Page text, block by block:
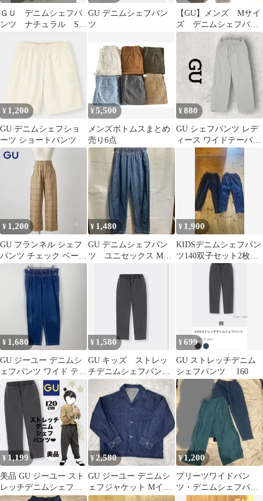
ＧＵ デニムシェフパ
ンツ ナチュラル Sサ
GU デニムシェフパン
ツ
【GU】メンズ Mサイ
ズ デニムシェフパン
ツ 321-335332
¥ 1,200
GU デニムシェフショ
ーツ ショートパンツ
¥5,500
メンズボトムスまとめ
売り6点
¥880
GU シェフパンツ レデ
ィース ワイドテーパー
ドデニム (S) ベージュ
¥ 1,200
GU フランネル シェフ
パンツ チェック ベージ
ュ S 新品未使用 カジュ
¥ 1,480
GU デニムシェフパン
ツ ユニセックス Mサ
¥ 1,900
KIDSデニムシェフパン
ツ140双子セット2枚
121-336492GUguキッズ
¥ 1,680
GU ジーユー デニムシ
ェフパンツ ワイド テー
パード ゆったりズボン
男女兼用
¥ 1,580
GU キッズ ストレッ
チデニムシェフパン
ツ 160 グレー
¥699
GU ストレッチデニム
シェフパンツ 160
¥ 1,199
美品 GU ジーユー スト
レッチデニムシェフパ
ンツ ブラック 黒 キッ
¥2,580
GU ジーユー デニムシ
ェフジャケット Mイン
ディゴ ワーク カバーオ
¥1,200
プリーツワイドパン
ツ・デニムシェフパン
ツ 2点 160 女の子